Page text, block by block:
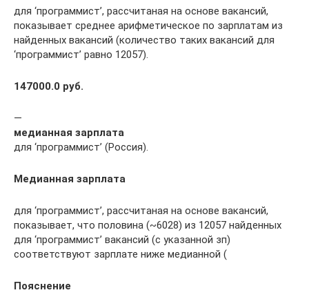
для ‘программист’, рассчитаная на основе вакансий,
показывает среднее арифметическое по зарплатам из
найденных вакансий (количество таких вакансий для
‘программист’ равно 12057).
147000.0 руб.
—
медианная зарплата
для ‘программист’ (Россия).
Медианная зарплата
для ‘программист’, рассчитаная на основе вакансий,
показывает, что половина (~6028) из 12057 найденных
для ‘программист’ вакансий (с указанной зп)
соответствуют зарплате ниже медианной (
Пояснение